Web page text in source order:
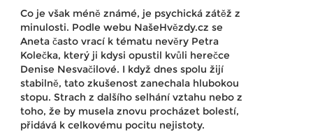
Co je však méně známé, je psychická zátěž z
minulosti. Podle webu NašeHvězdy.cz se
Aneta často vrací k tématu nevěry Petra
Kolečka, který ji kdysi opustil kvůli herečce
Denise Nesvačilové. I když dnes spolu žijí
stabilně, tato zkušenost zanechala hlubokou
stopu. Strach z dalšího selhání vztahu nebo z
toho, že by musela znovu procházet bolestí,
přidává k celkovému pocitu nejistoty.